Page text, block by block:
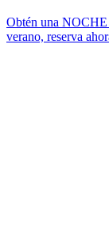
Obtén una
verano, reserva